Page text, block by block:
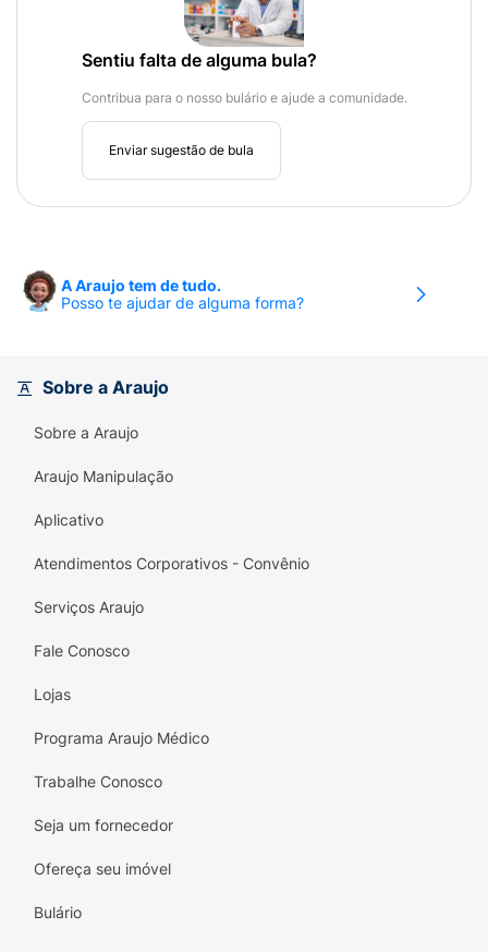
Sentiu falta de alguma bula?
Contribua para o nosso bulário e ajude a comunidade.
Enviar sugestão de bula
A Araujo tem de tudo.
Posso te ajudar de alguma forma?
Sobre a Araujo
Sobre a Araujo
Araujo Manipulação
Aplicativo
Atendimentos Corporativos - Convênio
Serviços Araujo
Fale Conosco
Lojas
Programa Araujo Médico
Trabalhe Conosco
Seja um fornecedor
Ofereça seu imóvel
Bulário